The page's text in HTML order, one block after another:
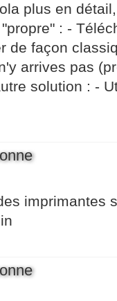
plus en
: -
de façon
arrives pas
solution : -
imprimantes